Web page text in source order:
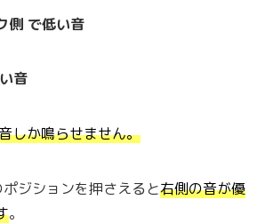
側 で低い音
音
しか鳴らせません。
ジションを押さえると右側の音が優
。